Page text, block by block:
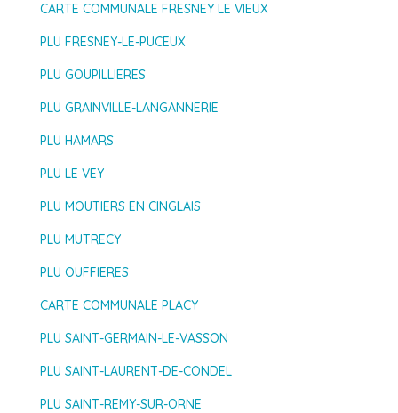
CARTE COMMUNALE FRESNEY LE VIEUX
PLU FRESNEY-LE-PUCEUX
PLU GOUPILLIERES
PLU GRAINVILLE-LANGANNERIE
PLU HAMARS
PLU LE VEY
PLU MOUTIERS EN CINGLAIS
PLU MUTRECY
PLU OUFFIERES
CARTE COMMUNALE PLACY
PLU SAINT-GERMAIN-LE-VASSON
PLU SAINT-LAURENT-DE-CONDEL
PLU SAINT-REMY-SUR-ORNE